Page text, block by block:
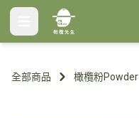
全部商品 橄欖粉Powder